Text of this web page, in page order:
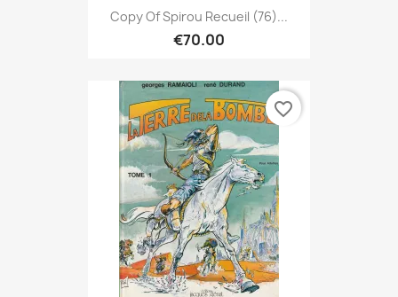
Copy Of Spirou Recueil (76)...
€70.00
favorite_border